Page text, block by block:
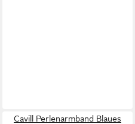
Cavill Perlenarmband Blaues